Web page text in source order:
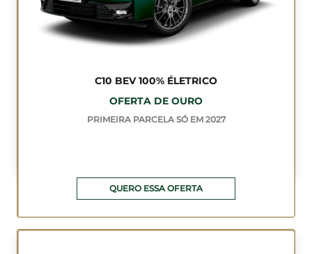
C10 BEV 100% ÉLETRICO
OFERTA DE OURO
PRIMEIRA PARCELA SÓ EM 2027
QUERO ESSA OFERTA